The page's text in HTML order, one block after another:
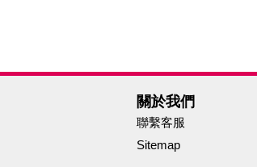
關於我們
聯繫客服
Sitemap